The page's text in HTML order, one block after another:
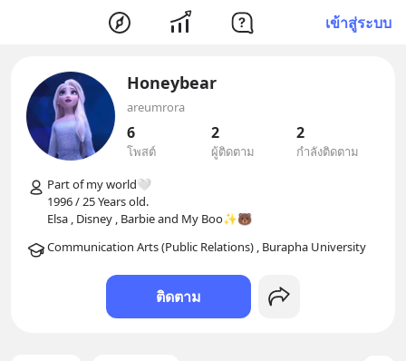
เข้าสู่ระบบ
Honeybear
areumrora
6
โพสต์
2
ผู้ติดตาม
2
กำลังติดตาม
Part of my world🤍
1996 / 25 Years old.
ติดตาม